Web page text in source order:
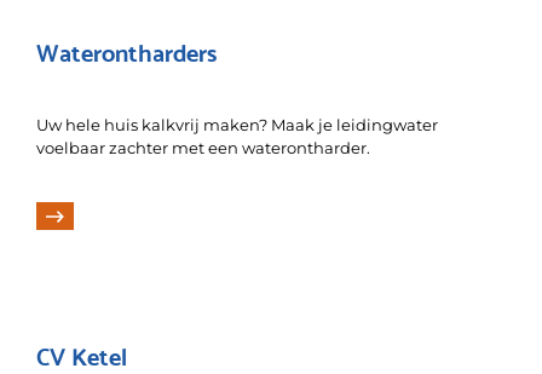
Waterontharders
Uw hele huis kalkvrij maken? Maak je leidingwater
voelbaar zachter met een waterontharder.
CV Ketel